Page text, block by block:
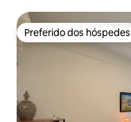
Preferido dos hóspedes
Preferido dos hóspedes